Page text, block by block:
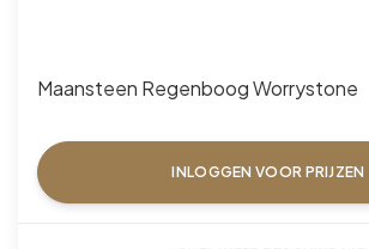
Maansteen Regenboog Worrystone
INLOGGEN VOOR PRIJZEN